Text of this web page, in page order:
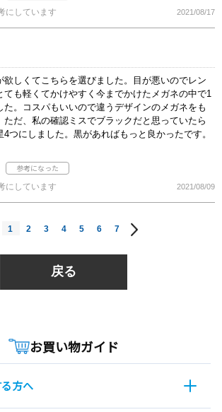
にしています 2021/08/17
欲しくてこちらを選びました。目が悪いのでレン
ても軽くてかけやすく今までかけたメガネの中で1
た。コスパもいいので違うデザインのメガネをも
ただ、私の確認ミスでブラックだと思っていたら
つにしました。黒があればもっと良かったです。
にしています 2021/08/09
1 2 3 4 5 6 7
戻る
お買い物ガイド
方へ